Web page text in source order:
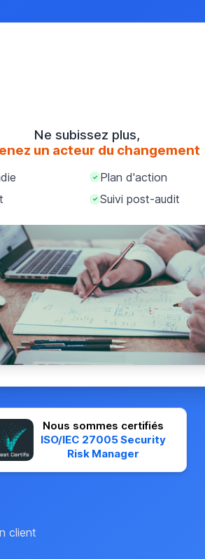
Ne subissez plus,
un acteur du changement
✓ Plan d'action
✓ Suivi post-audit
Nous sommes certifiés
ISO/IEC 27005 Security
Risk Manager
client